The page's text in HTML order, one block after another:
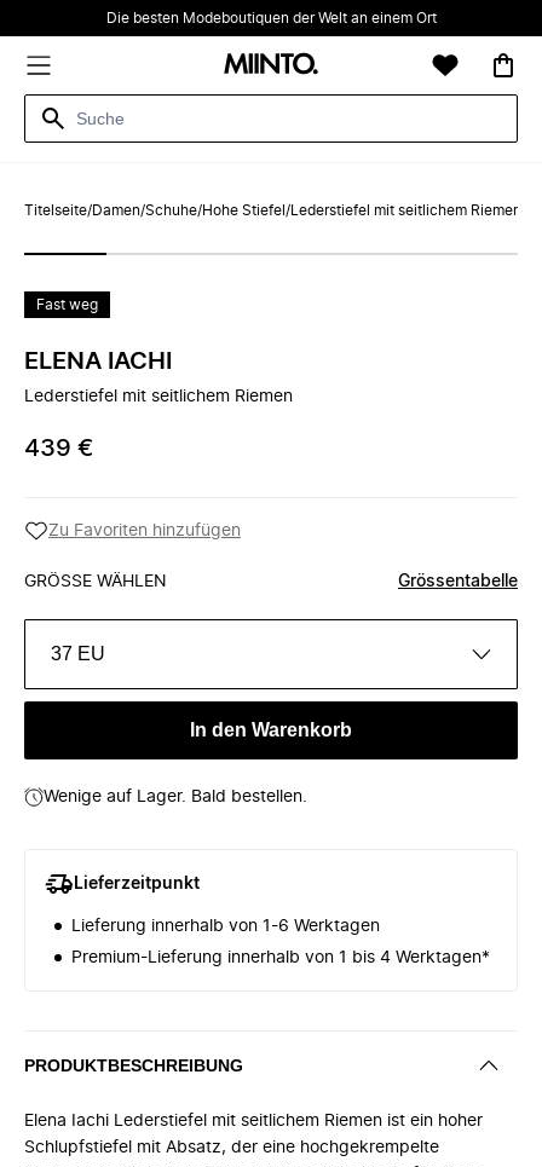
Die besten Modeboutiquen der Welt an einem Ort
Titelseite/Damen/Schuhe/Hohe Stiefel / Lederstiefel mit seitlichem Riemen
Fast weg
ELENA IACHI
Lederstiefel mit seitlichem Riemen
439 €
Zu Favoriten hinzufügen
GRÖSSE WÄHLEN Grössentabelle
37 EU
In den Warenkorb
Wenige auf Lager. Bald bestellen.
Lieferzeitpunkt
Lieferung innerhalb von 1-6 Werktagen
Premium-Lieferung innerhalb von 1 bis 4 Werktagen*
PRODUKTBESCHREIBUNG
Elena Iachi Lederstiefel mit seitlichem Riemen ist ein hoher
Schlupfstiefel mit Absatz, der eine hochgekrempelte